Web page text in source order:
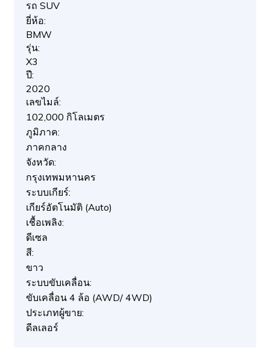
รถ SUV
ยี่ห้อ:
BMW
รุ่น:
X3
ปี:
2020
เลขไมล์:
102,000 กิโลเมตร
ภูมิภาค:
ภาคกลาง
จังหวัด:
กรุงเทพมหานคร
ระบบเกียร์:
เกียร์อัตโนมัติ (Auto)
เชื้อเพลิง:
ดีเซล
สี:
ขาว
ระบบขับเคลื่อน:
ขับเคลื่อน 4 ล้อ (AWD/ 4WD)
ประเภทผู้ขาย:
ดีลเลอร์